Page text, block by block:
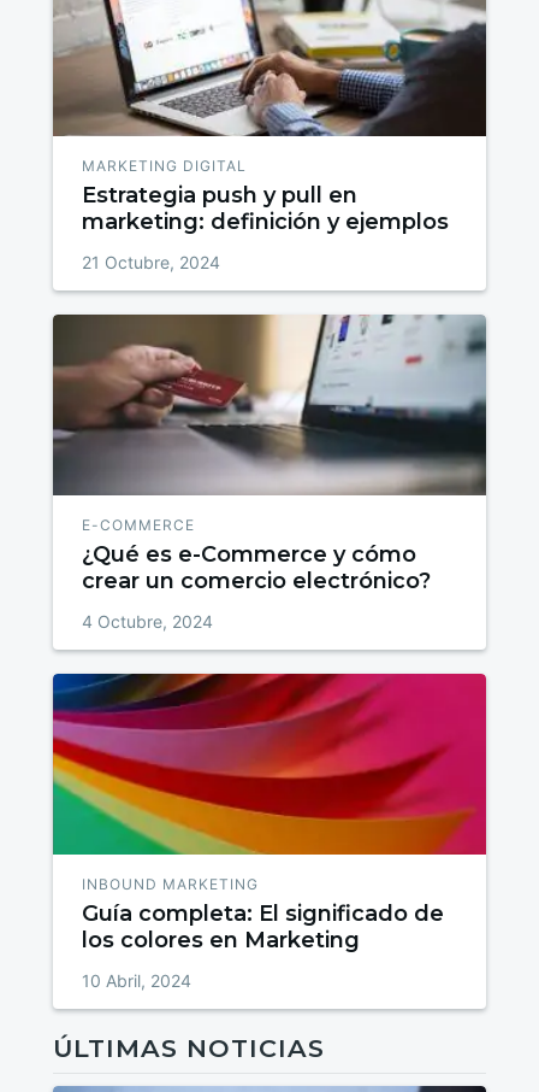
MARKETING DIGITAL
Estrategia push y pull en
marketing: definición y ejemplos
21 Octubre, 2024
E-COMMERCE
¿Qué es e-Commerce y cómo
crear un comercio electrónico?
4 Octubre, 2024
INBOUND MARKETING
Guía completa: El significado de
los colores en Marketing
10 Abril, 2024
ÚLTIMAS NOTICIAS